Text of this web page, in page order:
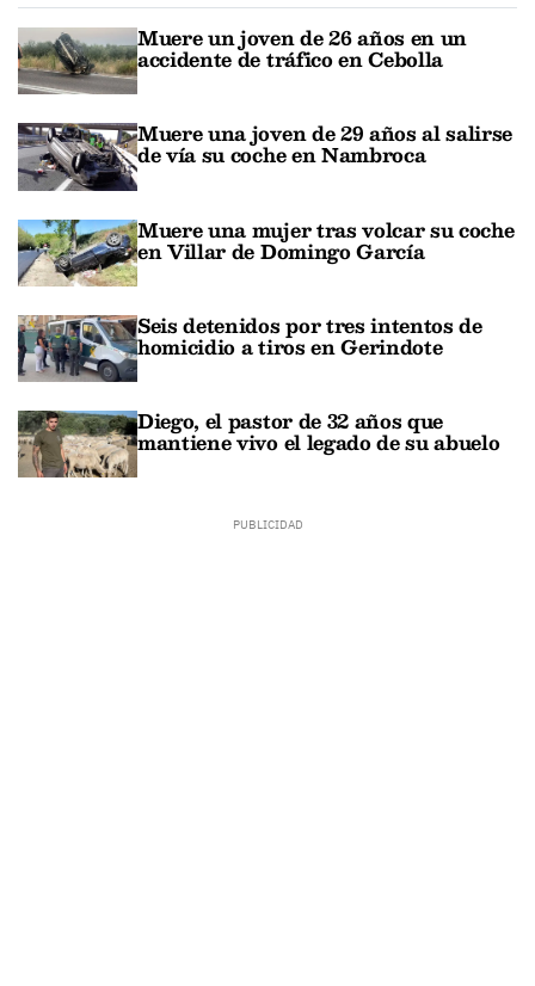
Muere un joven de 26 años en un
accidente de tráfico en Cebolla
Muere una joven de 29 años al salirse
de vía su coche en Nambroca
Muere una mujer tras volcar su coche
en Villar de Domingo García
Seis detenidos por tres intentos de
homicidio a tiros en Gerindote
Diego, el pastor de 32 años que
mantiene vivo el legado de su abuelo